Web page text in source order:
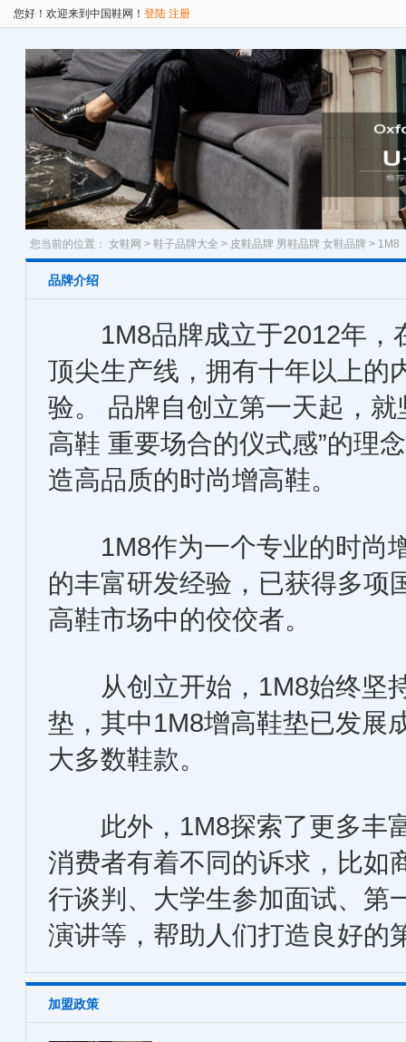
您好！欢迎来到中国鞋网！ 登陆 注册
您当前的位置： 女鞋网 > 鞋子品牌大全 > 皮鞋品牌 男鞋品牌 女鞋品牌 > 1M8
品牌介绍
1M8品牌成立于2012年，
顶尖生产线，拥有十年以上的
验。 品牌自创立第一天起，就
高鞋 重要场合的仪式感”的理
造高品质的时尚增高鞋。
1M8作为一个专业的时尚
的丰富研发经验，已获得多项
高鞋市场中的佼佼者。
从创立开始，1M8始终坚
垫，其中1M8增高鞋垫已发展
大多数鞋款。
此外，1M8探索了更多丰
消费者有着不同的诉求，比如
行谈判、大学生参加面试、第
演讲等，帮助人们打造良好的
加盟政策